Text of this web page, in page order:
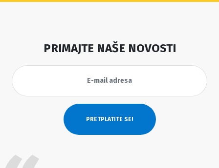
PRIMAJTE NAŠE NOVOSTI